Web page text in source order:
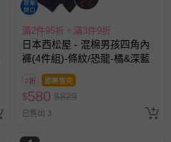
滿2件95折，滿3件9折
日本西松屋 - 混棉男孩四角內
褲(4件組)-條紋/恐龍-橘&深藍
7折 即將售完
$580 $829
已售出 3